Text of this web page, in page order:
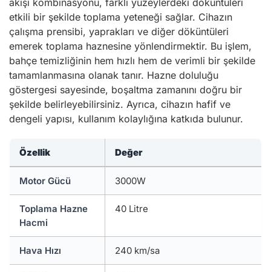
akışı kombinasyonu, farklı yüzeylerdeki döküntüleri
etkili bir şekilde toplama yeteneği sağlar. Cihazın
çalışma prensibi, yaprakları ve diğer döküntüleri
emerek toplama haznesine yönlendirmektir. Bu işlem,
bahçe temizliğinin hem hızlı hem de verimli bir şekilde
tamamlanmasına olanak tanır. Hazne doluluğu
göstergesi sayesinde, boşaltma zamanını doğru bir
şekilde belirleyebilirsiniz. Ayrıca, cihazın hafif ve
dengeli yapısı, kullanım kolaylığına katkıda bulunur.
Özellik Değer
Motor Gücü 3000W
Toplama Hazne
Hacmi
40 Litre
Hava Hızı 240 km/sa